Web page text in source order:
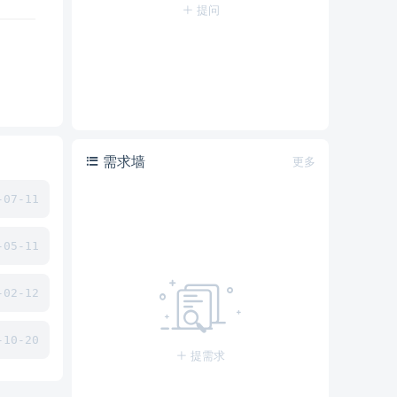
07-11
05-11
02-12
10-20
提问
更多
需求墙
提需求